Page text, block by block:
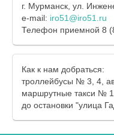
г. Мурманск, ул.
e-mail: iro51@iro51.ru
Телефон приемной 8
Как к нам добраться:
троллейбусы № 3, 4,
маршрутные такси №
до остановки "улица